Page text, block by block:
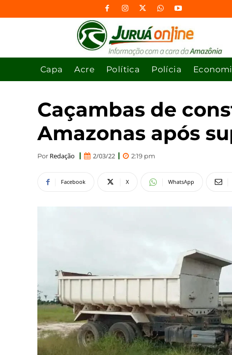
Capa Acre Política Polícia
Caçambas de
Amazonas após
Por Redação 2/03/22 2:19 pm
Facebook X WhatsApp